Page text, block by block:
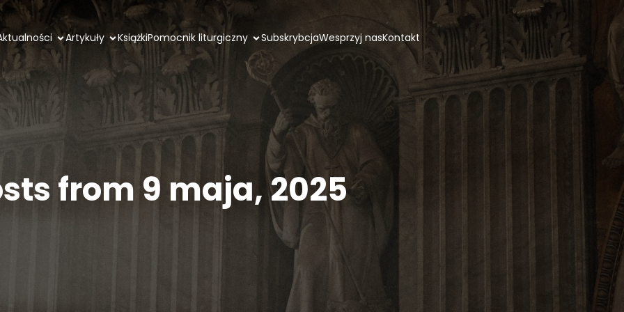
Artykuły KsiążkiPomocnik liturgiczny SubskrybcjaWesprzyj nasKontakt
from 9 maja, 2025